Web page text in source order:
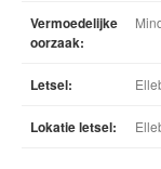
Vermoedelijke
oorzaak:
Letsel:
Lokatie letsel: